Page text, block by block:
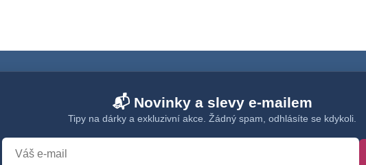
📬 Novinky a slevy e-mailem
Tipy na dárky a exkluzivní akce. Žádný spam, odhlásíte se kdykoli.